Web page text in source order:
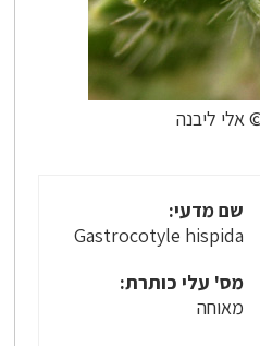
אלי ליבנה
שם מדעי:
Gastrocotyle hispida
מס' עלי כותרת:
מאוחה